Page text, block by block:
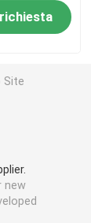
Site
new